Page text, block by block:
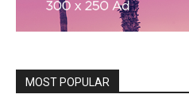
MOST POPULAR